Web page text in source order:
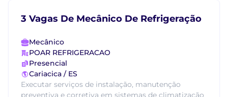
3 Vagas De Mecânico De Refrigeração
Mecânico
POAR REFRIGERACAO
Presencial
Cariacica / ES
Executar serviços de instalação, manutenção
preventiva e corretiva em sistemas de climatização